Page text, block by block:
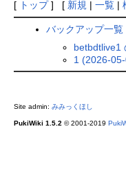
[ トップ] [ 新規 | 一覧|
バックアップ一覧
betbdtlive1
1 (2026-
Site admin: みみっくほし
PukiWiki 1.5.2 © 2001-2019